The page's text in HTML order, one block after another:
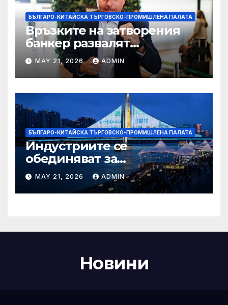
БЪЛГАРО-КИТАЙСКА ТЪРГОВСКО-ПРОМИШЛЕНА ПАЛАТА
Връзките на затворения
банкер развалят
надеждите на Флавио
Болсонаро за президент на
Бразилия
MAY 21, 2026 ADMIN
БЪЛГАРО-КИТАЙСКА ТЪРГОВСКО-ПРОМИШЛЕНА ПАЛАТА
Индустриите се
обединяват за
висококачествен растеж на
културния и
туристическия сектор
MAY 21, 2026 ADMIN
Новини